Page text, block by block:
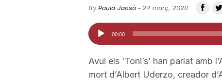
t
a
By Paula Jansà- 24 març, 2020
Reproductor
d'àudio
00:00
Avui els ‘Toni’s’ han parlat amb
mort d’Albert Uderzo, creador